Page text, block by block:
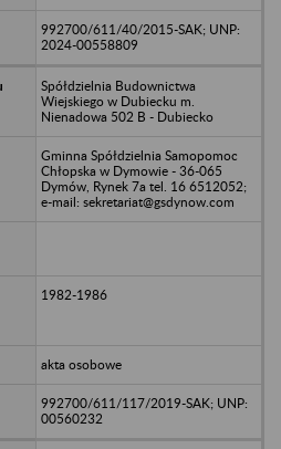
992700/611/40/2015-SAK; UNP:
2024-00558809
Spółdzielnia Budownictwa
Wiejskiego w Dubiecku m.
Nienadowa 502 B - Dubiecko
Gminna Spółdzielnia Samopomoc
Chłopska w Dymowie - 36-065
Dymów, Rynek 7a tel. 16 6512052;
e-mail: sekretariat@gsdynow.com
1982-1986
akta osobowe
992700/611/117/2019-SAK; UNP:
00560232